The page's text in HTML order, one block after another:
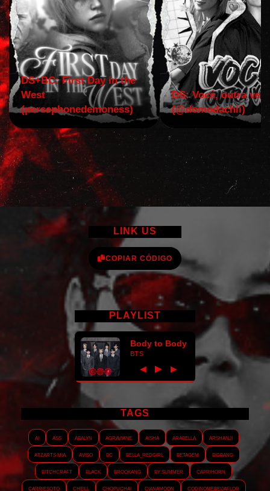
DS+BC: First Day in the
West
(persephonedemoness)
DS: Você, outra vez!
(@domodachii)
LINK US
COPIAR CÓDIGO
PLAYLIST
Body to Body
BTS
◀ ► ▶
TAGS
AI ASS Abalyn Agraviane Aisha Arabella
Arshanji
Atzarts Mia
Aviso BC Bella_RedGirl Betagem
Bigbang
Bitchcraft
Black Brookang By.summer
Caprihorn
Carriesoto
Cheill Chopuchai Cianamoon Codinomebeijaflor